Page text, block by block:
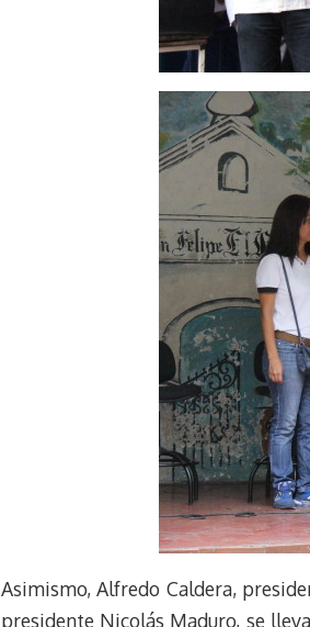
Asimismo, Alfredo Caldera,
presidente Nicolás Maduro, se